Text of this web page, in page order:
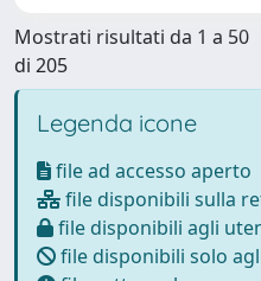
Mostrati risultati da 1 a 50
di 205
Legenda icone
file ad accesso aperto
file disponibili sulla
file disponibili agli
file disponibili solo